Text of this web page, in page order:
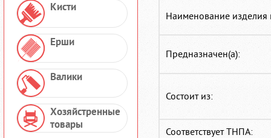
Кисти
Ерши
Валики
Хозяйстренные
товары
Наименование изделия
Предназначен(а):
Состоит из:
Соответствует ТНПА: